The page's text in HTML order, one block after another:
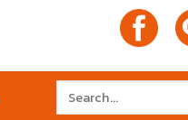
Search
for: